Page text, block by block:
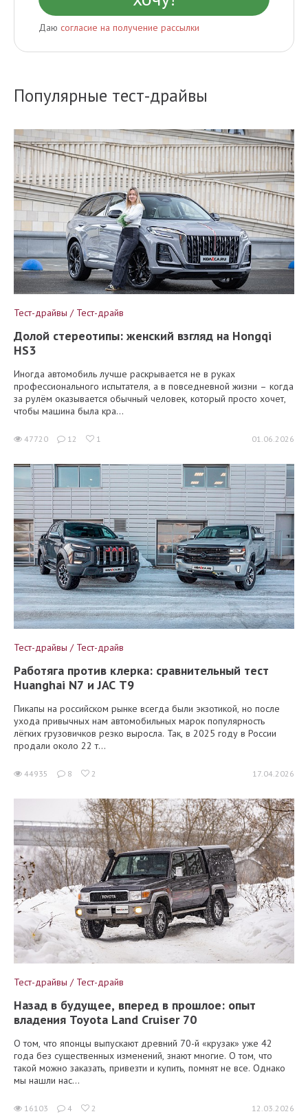
Даю согласие на получение рассылки
Популярные тест-драйвы
Тест-драйвы / Тест-драйв
Долой стереотипы: женский взгляд на Hongqi
HS3
Иногда автомобиль лучше раскрывается не в руках
профессионального испытателя, а в повседневной жизни – когда
за рулём оказывается обычный человек, который просто хочет,
чтобы машина была кра...
47720 12 1 01.06.2026
Тест-драйвы / Тест-драйв
Работяга против клерка: сравнительный тест
Huanghai N7 и JAC T9
Пикапы на российском рынке всегда были экзотикой, но после
ухода привычных нам автомобильных марок популярность
лёгких грузовичков резко выросла. Так, в 2025 году в России
продали около 22 т...
44935 8 2 17.04.2026
Тест-драйвы / Тест-драйв
Назад в будущее, вперед в прошлое: опыт
владения Toyota Land Cruiser 70
О том, что японцы выпускают древний 70-й «крузак» уже 42
года без существенных изменений, знают многие. О том, что
такой можно заказать, привезти и купить, помнят не все. Однако
мы нашли нас...
16103 4 2 12.03.2026